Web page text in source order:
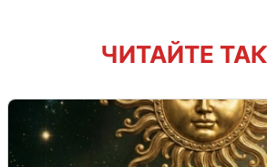
ЧИТАЙТЕ